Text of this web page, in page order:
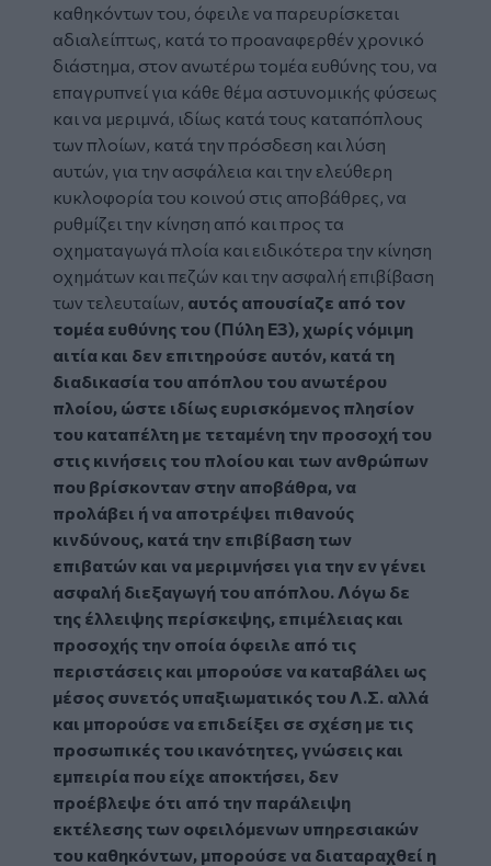
καθηκόντων του, όφειλε να παρευρίσκεται
αδιαλείπτως, κατά το προαναφερθέν χρονικό
διάστημα, στον ανωτέρω τομέα ευθύνης του, να
επαγρυπνεί για κάθε θέμα αστυνομικής φύσεως
και να μεριμνά, ιδίως κατά τους καταπόπλους
των πλοίων, κατά την πρόσδεση και λύση
αυτών, για την ασφάλεια και την ελεύθερη
κυκλοφορία του κοινού στις αποβάθρες, να
ρυθμίζει την κίνηση από και προς τα
οχηματαγωγά πλοία και ειδικότερα την κίνηση
οχημάτων και πεζών και την ασφαλή επιβίβαση
των τελευταίων, αυτός απουσίαζε από τον
τομέα ευθύνης του (Πύλη Ε3), χωρίς νόμιμη
αιτία και δεν επιτηρούσε αυτόν, κατά τη
διαδικασία του απόπλου του ανωτέρου
πλοίου, ώστε ιδίως ευρισκόμενος πλησίον
του καταπέλτη με τεταμένη την προσοχή του
στις κινήσεις του πλοίου και των ανθρώπων
που βρίσκονταν στην αποβάθρα, να
προλάβει ή να αποτρέψει πιθανούς
κινδύνους, κατά την επιβίβαση των
επιβατών και να μεριμνήσει για την εν γένει
ασφαλή διεξαγωγή του απόπλου. Λόγω δε
της έλλειψης περίσκεψης, επιμέλειας και
προσοχής την οποία όφειλε από τις
περιστάσεις και μπορούσε να καταβάλει ως
μέσος συνετός υπαξιωματικός του Λ.Σ. αλλά
και μπορούσε να επιδείξει σε σχέση με τις
προσωπικές του ικανότητες, γνώσεις και
εμπειρία που είχε αποκτήσει, δεν
προέβλεψε ότι από την παράλειψη
εκτέλεσης των οφειλόμενων υπηρεσιακών
του καθηκόντων, μπορούσε να διαταραχθεί η